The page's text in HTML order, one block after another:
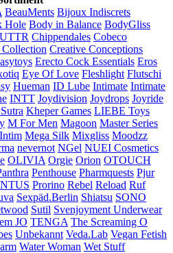
BeauMents Bijoux Indiscrets
Hole Body in Balance BodyGliss
Chippendales Cobeco
Creative Conceptions
Erecto Cock Essentials Eros
Eye Of Love Fleshlight Flutschi
Hueman ID Lube Intimate Intimate
INTT Joydivision Joydrops Joyride
Kheper Games LIEBE Toys
M For Men Magoon Master Series
Mega Silk Mixgliss Moodzz
nevernot NGel NUEI Cosmetics
OLIVIA Orgie Orion OTOUCH
Penthouse Pharmquests Pjur
Prorino Rebel Reload Ruf
Sexpäd.Berlin Shiatsu SONO
Sutil Svenjoyment Underwear
JO TENGA The Screaming O
Unbekannt Veda.Lab Vegan Fetish
Water Woman Wet Stuff